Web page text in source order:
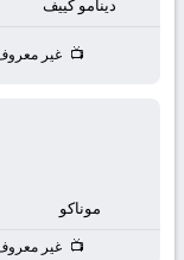
دينامو كييف
غير
موناكو
غير